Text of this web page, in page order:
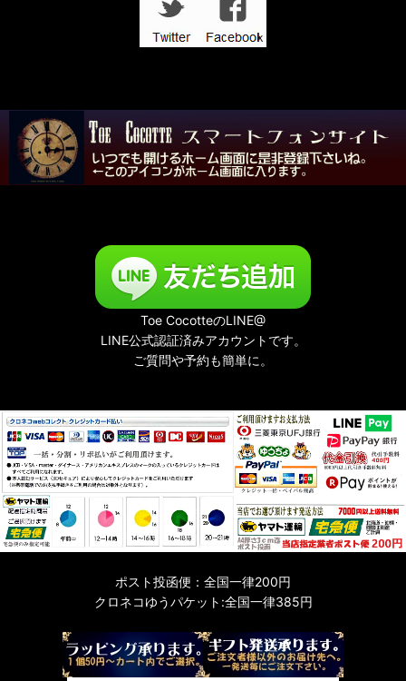
Toe CocotteのLINE@
LINE公式認証済みアカウントです。
ご質問や予約も簡単に。
ポスト投函便：全国一律200円
クロネコゆうパケット:全国一律385円